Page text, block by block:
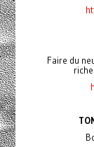
Faire du